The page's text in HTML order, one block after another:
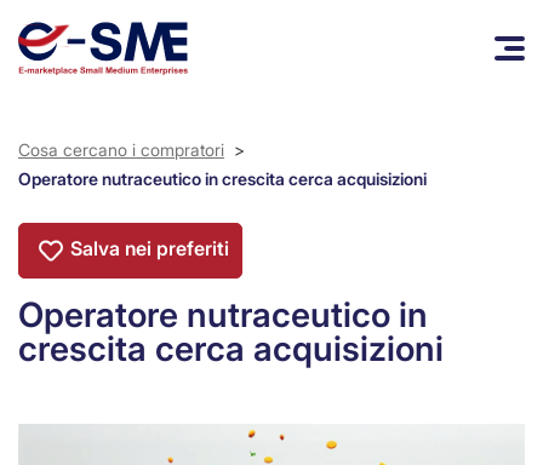
Cosa cercano i compratori >
Operatore nutraceutico in crescita cerca acquisizioni
Salva nei preferiti
Operatore nutraceutico in
crescita cerca acquisizioni